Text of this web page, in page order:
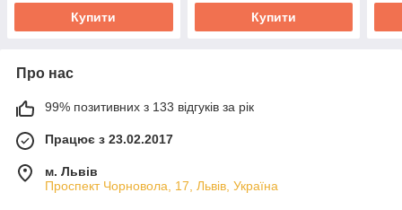
Купити Купити
Про нас
99% позитивних з 133 відгуків за рік
Працює з 23.02.2017
м. Львів
Проспект Чорновола, 17, Львів, Україна